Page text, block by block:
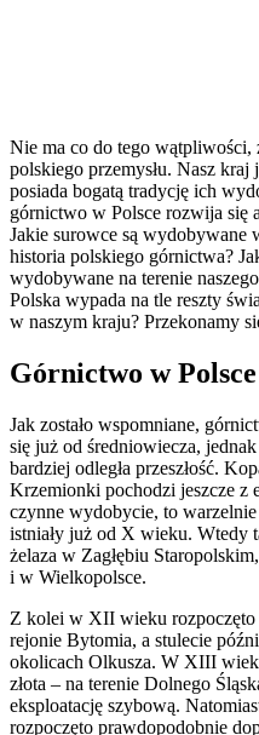
Nie ma co do tego
polskiego przemysłu. Nasz
posiada bogatą tradycję ich
górnictwo w Polsce rozwija się
Jakie surowce są wydobywane
historia polskiego górnictwa?
wydobywane na terenie
Polska wypada na tle reszty
w naszym kraju? Przekonamy
Górnictwo w
Jak zostało wspomniane,
się już od średniowiecza,
bardziej odległa przeszłość.
Krzemionki pochodzi jeszcze z
czynne wydobycie, to
istniały już od X wieku. Wtedy
żelaza w Zagłębiu
i w Wielkopolsce.
Z kolei w XII wieku
rejonie Bytomia, a stulecie
okolicach Olkusza. W XIII
złota – na terenie Dolnego
eksploatację szybową.
rozpoczęto prawdopodobnie